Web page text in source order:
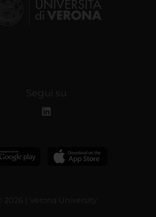
Segui su
© 2026 | Verona University